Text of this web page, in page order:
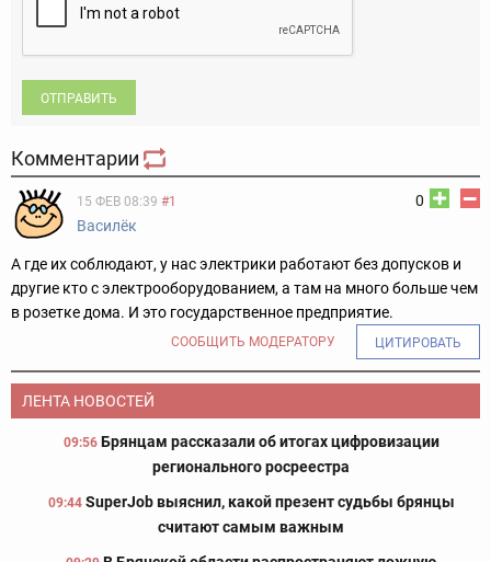
ОТПРАВИТЬ
Комментарии
0
15 ФЕВ 08:39 #1
Василёк
А где их соблюдают, у нас электрики работают без допусков и
другие кто с электрооборудованием, а там на много больше чем
в розетке дома. И это государственное предприятие.
СООБЩИТЬ МОДЕРАТОРУ ЦИТИРОВАТЬ
ЛЕНТА НОВОСТЕЙ
09:56 Брянцам рассказали об итогах цифровизации
регионального росреестра
09:44 SuperJob выяснил, какой презент судьбы брянцы
считают самым важным